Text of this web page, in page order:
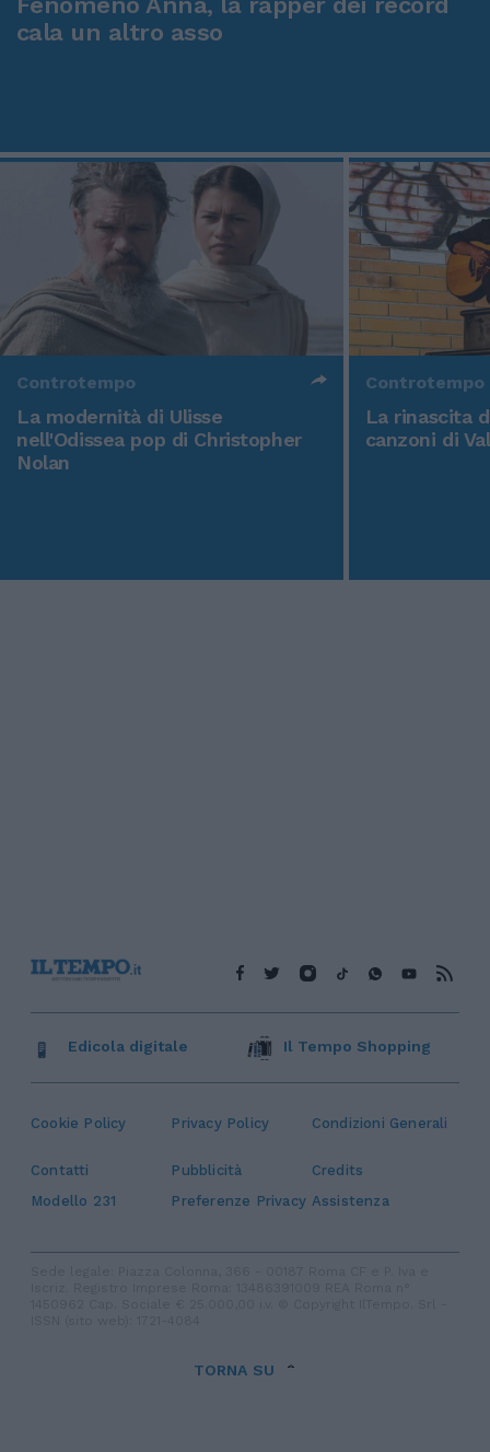
cala un altro asso
Controtempo
La modernità di Ulisse
nell'Odissea pop di Christopher
Nolan
Controtempo
La rinascita
canzoni di
Cookie Policy Privacy Policy Condizioni Generali
Contatti Pubblicità
Credits
Modello 231
Preferenze Privacy Assistenza
Edicola digitale Il Tempo Shopping
TORNA SU